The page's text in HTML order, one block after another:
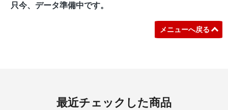
只今、データ準備中です。
メニューへ戻る
最近チェックした商品